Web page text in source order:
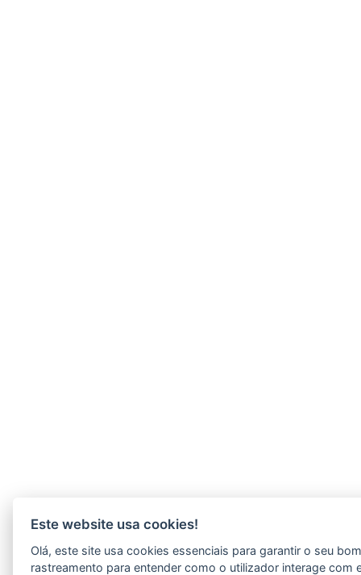
Este website usa cookies!
Olá, este site usa cookies essenciais para garantir o seu
rastreamento para entender como o utilizador interage com